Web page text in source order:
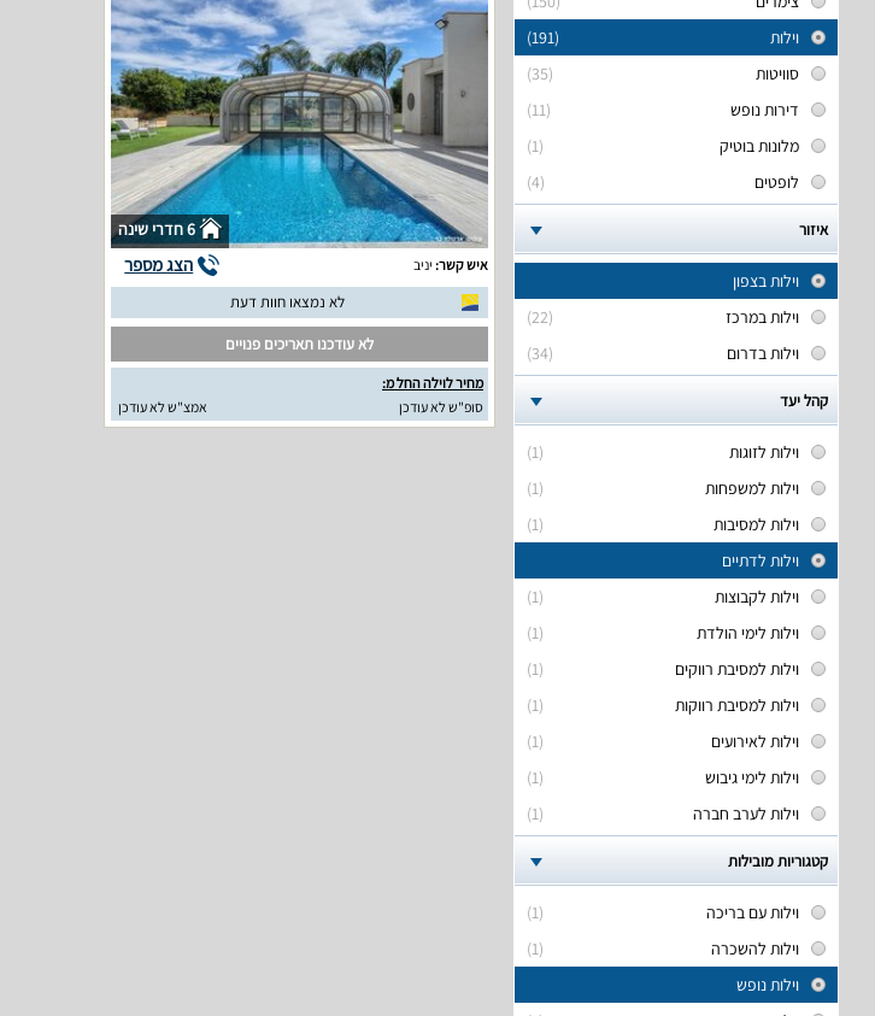
(191)
וילות
(35)
סוויטות
(11)
דירות נופש
(1)
מלונות בוטיק
(4)
לופטים
איזור
וילות בצפון
(22)
וילות במרכז
(34)
וילות בדרום
קהל יעד
(1)
וילות לזוגות
(1)
וילות למשפחות
(1)
וילות למסיבות
וילות לדתיים
(1)
וילות לקבוצות
(1)
וילות לימי הולדת
(1)
וילות למסיבת רווקים
(1)
וילות למסיבת רווקות
(1)
וילות לאירועים
(1)
וילות לימי גיבוש
(1)
וילות לערב חברה
קטגוריות מובילות
(1)
וילות עם בריכה
(1)
וילות להשכרה
וילות נופש
6 חדרי שינה
איש קשר: יניב הצג מספר
לא נמצאו חוות דעת
לא עודכנו תאריכים פנויים
מחיר לוילה החל מ:
סופ"ש לא עודכן
אמצ"ש לא עודכן